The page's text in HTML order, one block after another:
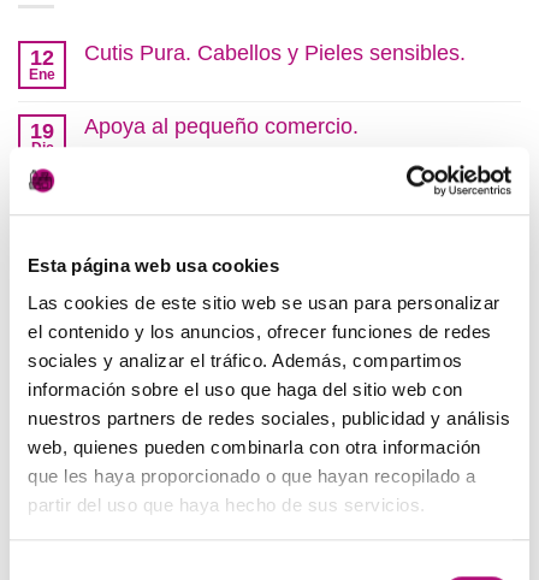
Esta página web usa cookies
Las cookies de este sitio web se usan para personalizar
el contenido y los anuncios, ofrecer funciones de redes
sociales y analizar el tráfico. Además, compartimos
información sobre el uso que haga del sitio web con
nuestros partners de redes sociales, publicidad y análisis
web, quienes pueden combinarla con otra información
que les haya proporcionado o que hayan recopilado a
partir del uso que haya hecho de sus servicios.
12
Ene
Cutis Pura. Cabellos y Pieles sensibles.
en
Pieles
19
Dic
Apoya al pequeño comercio.
Apoya
pequeño
comercio.
comentarios
en
Navidad
en
nuestro
26
Oct
SALÓN LOOK 2022
No
comentarios
SALÓN
LOOK
2022
26
Sep
GLOSSYNATION. Tratamiento de laminado.
hay
en
GLOSSYNATION.
Tratamiento
de
laminado.
COMENTARIOS RECIENTES